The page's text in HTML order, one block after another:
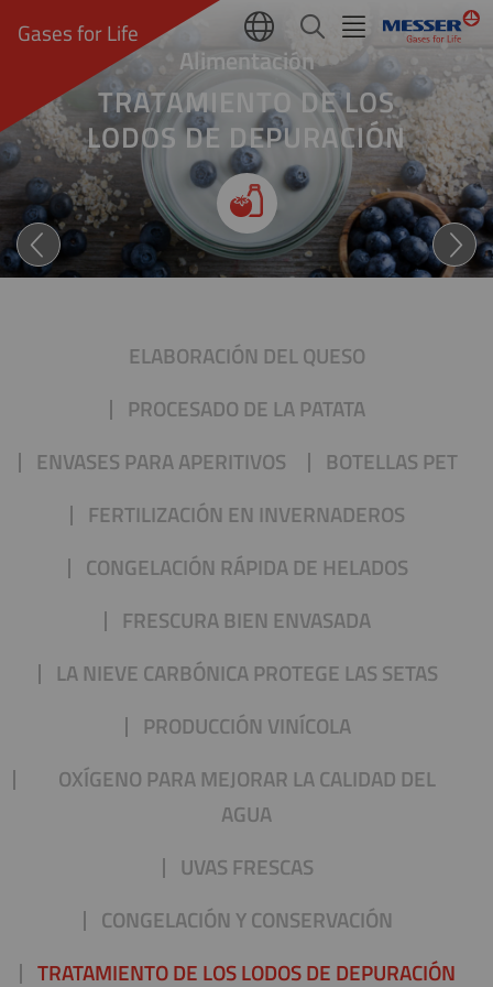
Gases for Life
Alimentación
TRATAMIENTO DE LOS
LODOS DE DEPURACIÓN
Oxígeno para la plantas
ELABORACIÓN DEL QUESO
PROCESADO DE LA PATATA
ENVASES PARA APERITIVOS
BOTELLAS PET
FERTILIZACIÓN EN INVERNADEROS
CONGELACIÓN RÁPIDA DE HELADOS
FRESCURA BIEN ENVASADA
LA NIEVE CARBÓNICA PROTEGE LAS SETAS
PRODUCCIÓN VINÍCOLA
OXÍGENO PARA MEJORAR LA CALIDAD DEL
AGUA
UVAS FRESCAS
CONGELACIÓN Y CONSERVACIÓN
TRATAMIENTO DE LOS LODOS DE DEPURACIÓN